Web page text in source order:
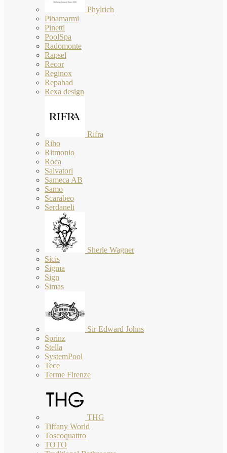
Phylrich
Pibamarmi
Pinetti
PoolSpa
Radomonte
Rapsel
Recor
Reginox
Repabad
Rexa design
Rifra
Riho
Ritmonio
Roca
Salvatori
Sameca AB
Samo
Scarabeo
Serdaneli
Sherle Wagner
Sicis
Sigma
Sign
Simas
Sir Edward Johns
Sprinz
Stella
SystemPool
Tece
Terme Firenze
THG
Tiffany World
Toscoquattro
TOTO